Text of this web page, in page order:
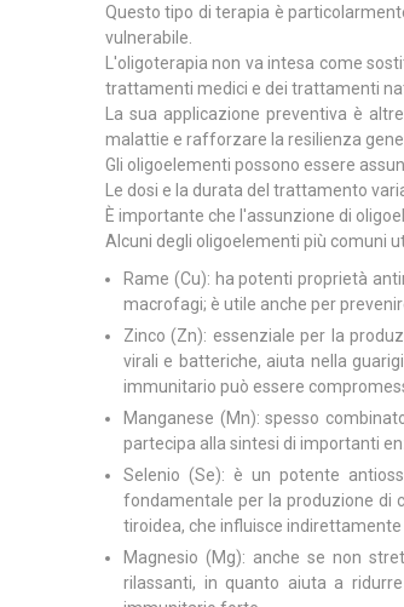
Questo tipo di terapia è
vulnerabile.
L'oligoterapia non va intesa come
trattamenti medici e dei trattamenti
La sua applicazione preventiva è
malattie e rafforzare la resilienza
Gli oligoelementi possono essere
Le dosi e la durata del trattamento
È importante che l'assunzione di
Alcuni degli oligoelementi più comuni
Rame (Cu): ha potenti proprietà
macrofagi; è utile anche per
Zinco (Zn): essenziale per la
virali e batteriche, aiuta nella
immunitario può essere
Manganese (Mn): spesso
partecipa alla sintesi di importanti
Selenio (Se): è un potente
fondamentale per la produzione di
tiroidea, che influisce
Magnesio (Mg): anche se non
rilassanti, in quanto aiuta a